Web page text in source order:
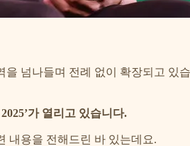
넘나들며 전례 없이 확장되고 있
가 열리고 있습니다.
내용을 전해드린 바 있는데요.